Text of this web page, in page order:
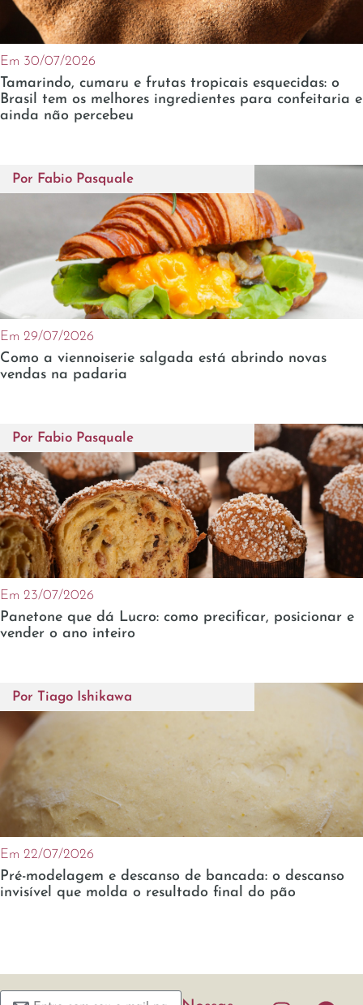
Em 30/07/2026
Tamarindo, cumaru e frutas tropicais esquecidas: o
Brasil tem os melhores ingredientes para confeitaria e
ainda não percebeu
Por Fabio Pasquale
Em 29/07/2026
Como a viennoiserie salgada está abrindo novas
vendas na padaria
Por Fabio Pasquale
Em 23/07/2026
Panetone que dá Lucro: como precificar, posicionar e
vender o ano inteiro
Por Tiago Ishikawa
Em 22/07/2026
Pré-modelagem e descanso de bancada: o descanso
invisível que molda o resultado final do pão